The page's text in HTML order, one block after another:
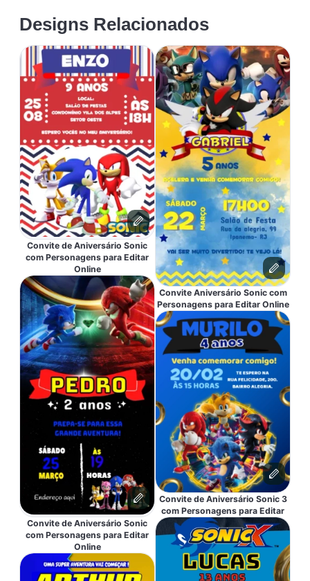
Designs Relacionados
Convite de Aniversário Sonic
com Personagens para Editar
Online
Convite de Aniversário Sonic
com Personagens para Editar
Online
Convite Aniversário Sonic com
Personagens para Editar Online
Convite de Aniversário Sonic 3
com Personagens para Editar